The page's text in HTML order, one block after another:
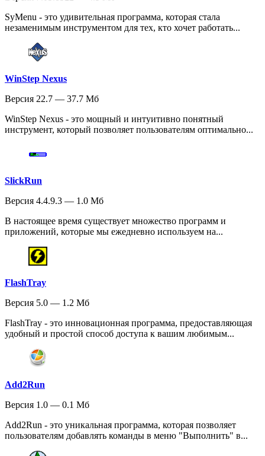
SyMenu - это удивительная программа, которая стала
незаменимым инструментом для тех, кто хочет работать...
WinStep Nexus
Версия 22.7 — 37.7 Мб
WinStep Nexus - это мощный и интуитивно понятный
инструмент, который позволяет пользователям оптимально...
SlickRun
Версия 4.4.9.3 — 1.0 Мб
В настоящее время существует множество программ и
приложений, которые мы ежедневно используем на...
FlashTray
Версия 5.0 — 1.2 Мб
FlashTray - это инновационная программа, предоставляющая
удобный и простой способ доступа к вашим любимым...
Add2Run
Версия 1.0 — 0.1 Мб
Add2Run - это уникальная программа, которая позволяет
пользователям добавлять команды в меню "Выполнить" в...